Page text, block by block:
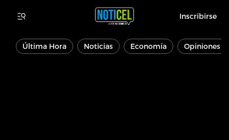
Inscribirse
Última Hora Noticias Economía Opiniones